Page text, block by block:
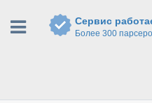
Сервис
Более 300